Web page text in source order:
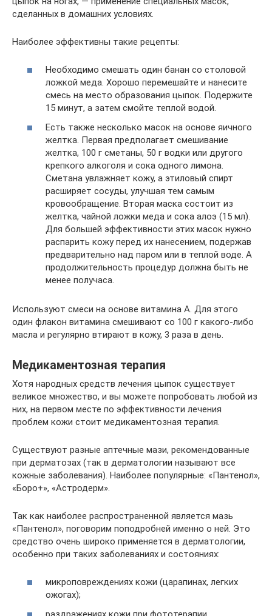
сделанных в домашних условиях.
Наиболее эффективны такие рецепты:
Необходимо смешать один банан со столовой
ложкой меда. Хорошо перемешайте и нанесите
смесь на место образования цыпок. Подержите
15 минут, а затем смойте теплой водой.
Есть также несколько масок на основе яичного
желтка. Первая предполагает смешивание
желтка, 100 г сметаны, 50 г водки или другого
крепкого алкоголя и сока одного лимона.
Сметана увлажняет кожу, а этиловый спирт
расширяет сосуды, улучшая тем самым
кровообращение. Вторая маска состоит из
желтка, чайной ложки меда и сока алоэ (15 мл).
Для большей эффективности этих масок нужно
распарить кожу перед их нанесением, подержав
предварительно над паром или в теплой воде. А
продолжительность процедур должна быть не
менее получаса.
Используют смеси на основе витамина А. Для этого
один флакон витамина смешивают со 100 г какого-либо
масла и регулярно втирают в кожу, 3 раза в день.
Медикаментозная терапия
Хотя народных средств лечения цыпок существует
великое множество, и вы можете попробовать любой из
них, на первом месте по эффективности лечения
проблем кожи стоит медикаментозная терапия.
Существуют разные аптечные мази, рекомендованные
при дерматозах (так в дерматологии называют все
кожные заболевания). Наиболее популярные: «Пантенол»,
«Боро+», «Астродерм».
Так как наиболее распространенной является мазь
«Пантенол», поговорим поподробней именно о ней. Это
средство очень широко применяется в дерматологии,
особенно при таких заболеваниях и состояниях:
микроповреждениях кожи (царапинах, легких
ожогах);